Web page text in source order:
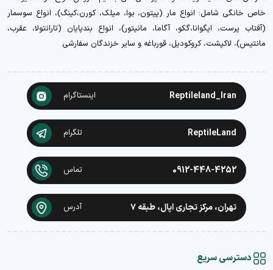
خاص خانگی شامل: انواع مار (پیتون، بوا، میلک، کورن،کینگ)، انواع سوسمار
(آفتاب پرست، ایگوانا،گکو، آگاما، مانیتور)، انواع بندپایان (تارانتولا، عقرب،
مانتیس)، لاکپشت، کروکودیل، قورباغه و سایر خزندگان سفارشی
Reptileland_Iran اینستاگرام
ReptileLand تلگرام
0912-448-4252 تماس
تهران، مرکز تجاری اپال، طبقه ۷ آدرس
دسترسی سریع